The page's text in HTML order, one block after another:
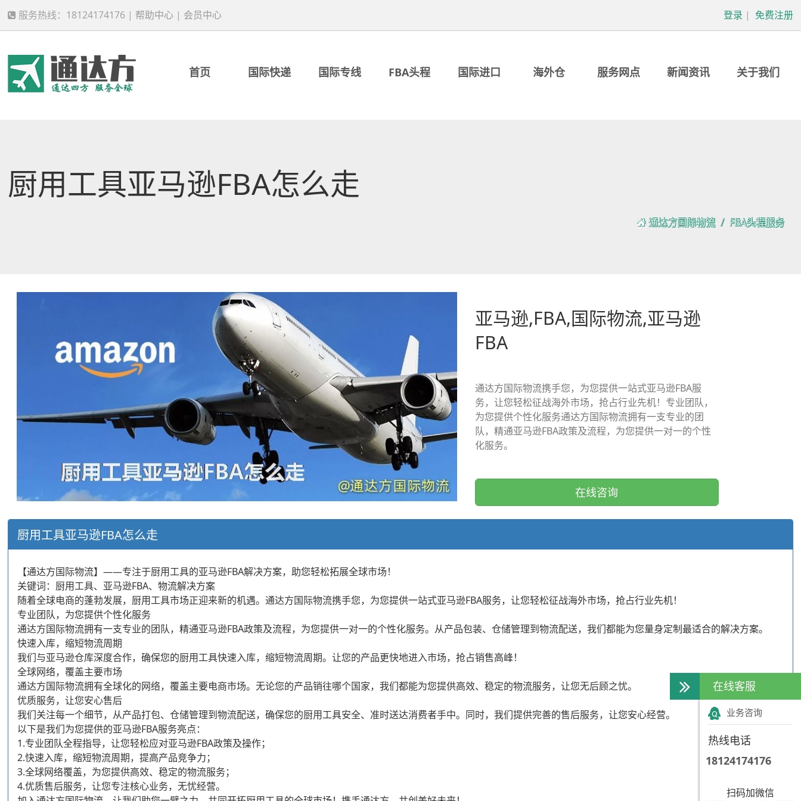
服务热线：18124174176 | 帮助中心 | 会员中心 登录 | 免费注册
首页 国际快递 国际专线 FBA头程 国际进口 海外仓 服务网点 新闻资讯 关于我们
厨用工具亚马逊FBA怎么走
通达方国际物流 FBA头程服务
亚马逊,FBA,国际物流,亚马逊
FBA
通达方国际物流携手您，为您提供一站式亚马逊FBA服
务，让您轻松征战海外市场，抢占行业先机！专业团队，
为您提供个性化服务通达方国际物流拥有一支专业的团
队，精通亚马逊FBA政策及流程，为您提供一对一的个性
化服务。
在线咨询
厨用工具亚马逊FBA怎么走
【通达方国际物流】——专注于厨用工具的亚马逊FBA解决方案，助您轻松拓展全球市场！
关键词：厨用工具、亚马逊FBA、物流解决方案
随着全球电商的蓬勃发展，厨用工具市场正迎来新的机遇。通达方国际物流携手您，为您提供一站式亚马逊FBA服务，让您轻松征战海外市场，抢占行业先机！
专业团队，为您提供个性化服务
通达方国际物流拥有一支专业的团队，精通亚马逊FBA政策及流程，为您提供一对一的个性化服务。从产品包装、仓储管理到物流配送，我们都能为您量身定制最适合的解决方案。
快速入库，缩短物流周期
我们与亚马逊仓库深度合作，确保您的厨用工具快速入库，缩短物流周期。让您的产品更快地进入市场，抢占销售高峰！
全球网络，覆盖主要市场
通达方国际物流拥有全球化的网络，覆盖主要电商市场。无论您的产品销往哪个国家，我们都能为您提供高效、稳定的物流服务，让您无后顾之忧。
优质服务，让您安心售后
我们关注每一个细节，从产品打包、仓储管理到物流配送，确保您的厨用工具安全、准时送达消费者手中。同时，我们提供完善的售后服务，让您安心经营。
以下是我们为您提供的亚马逊FBA服务亮点：
1.专业团队全程指导，让您轻松应对亚马逊FBA政策及操作；
2.快速入库，缩短物流周期，提高产品竞争力；
3.全球网络覆盖，为您提供高效、稳定的物流服务；
4.优质售后服务，让您专注核心业务，无忧经营。
在线客服
业务咨询
热线电话
18124174176
扫码加微信